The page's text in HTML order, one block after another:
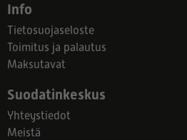
Info
Tietosuojaseloste
Toimitus ja palautus
Maksutavat
Suodatinkeskus
Yhteystiedot
Meistä